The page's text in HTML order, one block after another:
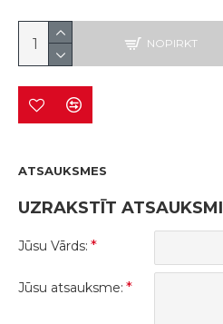
NOPIRKT
ATSAUKSMES
UZRAKSTĪT ATSAUKSMI
Jūsu Vārds:
Jūsu atsauksme: